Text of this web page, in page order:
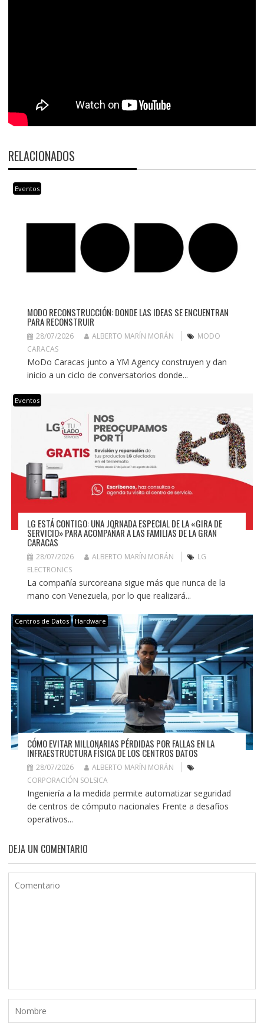
RELACIONADOS
Eventos
MODO RECONSTRUCCIÓN: DONDE LAS IDEAS SE ENCUENTRAN
PARA RECONSTRUIR
28/07/2026 ALBERTO MARÍN MORÁN
MODO
CARACAS
MoDo Caracas junto a YM Agency construyen y dan
inicio a un ciclo de conversatorios donde...
Eventos
LG ESTÁ CONTIGO: UNA JORNADA ESPECIAL DE LA «GIRA DE
SERVICIO» PARA ACOMPAÑAR A LAS FAMILIAS DE LA GRAN
CARACAS
28/07/2026 ALBERTO MARÍN MORÁN
LG
ELECTRONICS
La compañía surcoreana sigue más que nunca de la
mano con Venezuela, por lo que realizará...
Centros de Datos Hardware
CÓMO EVITAR MILLONARIAS PÉRDIDAS POR FALLAS EN LA
INFRAESTRUCTURA FÍSICA DE LOS CENTROS DATOS
28/07/2026
ALBERTO MARÍN MORÁN
CORPORACIÓN SOLSICA
Ingeniería a la medida permite automatizar seguridad
de centros de cómputo nacionales Frente a desafíos
operativos...
DEJA UN COMENTARIO